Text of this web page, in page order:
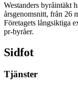
Westanders byråintäkt
årsgenomsnitt, från 26
Företagets långsiktiga
pr-byråer.
Sidfot
Tjänster